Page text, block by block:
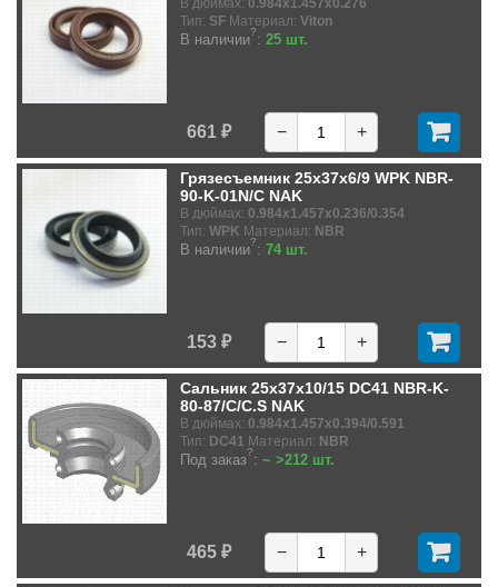
Тип: SF Материал: Viton
В наличии?: 25 шт.
661 ₽ − +
Грязесъемник 25x37x6/9 WPK NBR-
90-K-01N/C NAK
В дюймах: 0.984x1.457x0.236/0.354
Тип: WPK Материал: NBR
В наличии?: 74 шт.
153 ₽ − +
Сальник 25x37x10/15 DC41 NBR-K-
80-87/C/C.S NAK
В дюймах: 0.984x1.457x0.394/0.591
Тип: DC41 Материал: NBR
Под заказ?: ~ >212 шт.
465 ₽ − +